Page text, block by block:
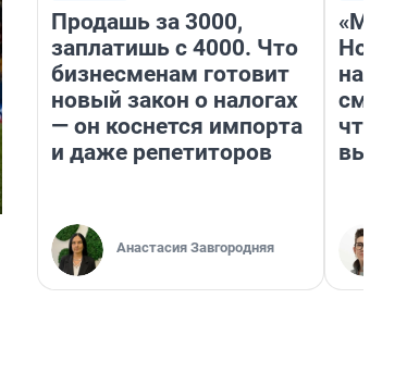
Продашь за 3000,
заплатишь с 4000. Что
бизнесменам готовит
новый закон о налогах
— он коснется импорта
и даже репетиторов
Анастасия Завгородняя
«Мы